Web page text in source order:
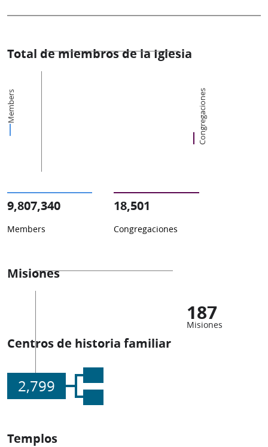
Total de miembros de la Iglesia
Members Congregaciones
9,807,340
Members
18,501
Congregaciones
Misiones
187
Misiones
Centros de historia familiar
2,799
Templos